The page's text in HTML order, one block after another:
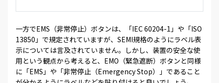
一方でEMS（非常停止）ボタンは、「IEC 60204-1」や「ISO
13850」で規定されていますが、SEMI規格のようにラベル表
示については言及されていません。しかし、装置の安全な使
用という観点から考えると、EMO（緊急遮断）ボタンと同様
に「EMS」や「非常停止（Emergency Stop）」であること